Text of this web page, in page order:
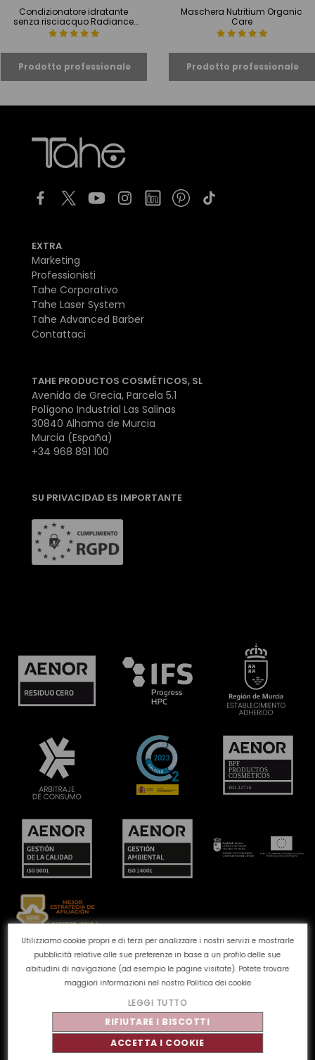
Utilizziamo cookie propri e di terzi per analizzare i nostri servizi e mostrarle
pubblicità relative alle sue preferenze in base a un profilo delle sue
abitudini di navigazione (ad esempio le pagine visitate). Potete trovare
maggiori informazioni nel nostro Politica dei cookie
LEGGI TUTTO
RIFIUTARE I BISCOTTI
ACCETTA I COOKIE
Condizionatore idratante
senza risciacquo Radiance
Conditioner
Maschera Nutritium Organic
Care
EXTRA
Marketing
Professionisti
Tahe Corporativo
Tahe Laser System
Tahe Advanced Barber
Contattaci
TAHE PRODUCTOS COSMÉTICOS, SL
Avenida de Grecia, Parcela 5.1
Polígono Industrial Las Salinas
30840 Alhama de Murcia
Murcia (España)
+34 968 891 100
SU PRIVACIDAD ES IMPORTANTE
Canale reclami Politica dei cookie
Politica sulla
privacy
Avviso legale Qualità e ambiente
2026 - Tutti i diritti riservati